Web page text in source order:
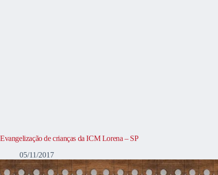
Evangelização de crianças da ICM Lorena – SP
05/11/2017